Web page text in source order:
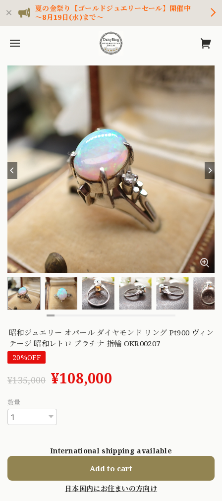
夏の金祭り【ゴールドジュエリーセール】開催中
～8月19日(水)まで～
昭和ジュエリー オパール ダイヤモンド リング Pt900 ヴィン
テージ 昭和レトロ プラチナ 指輪 OKR00207
20%OFF
¥135,000 ¥108,000
数量
International shipping available
Add to cart
日本国内にお住まいの方向け